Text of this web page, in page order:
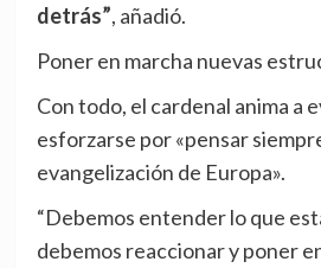
detrás”, añadió.
Poner en marcha nuevas
Con todo, el cardenal anima a
esforzarse por «pensar
evangelización de Europa».
“Debemos entender lo que
debemos reaccionar y poner